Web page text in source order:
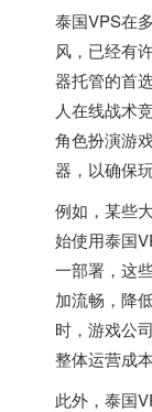
泰国VPS在
风，已经有
器托管的首
人在线战术
角色扮演游
器，以确保
例如，某些
始使用泰国
一部署，这
加流畅，降
时，游戏公
整体运营成
此外，泰国